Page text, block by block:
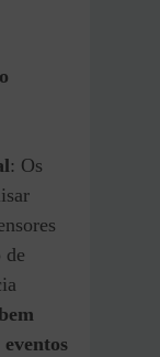
: Os
de